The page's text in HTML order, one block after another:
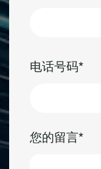
电话号码
您的留言